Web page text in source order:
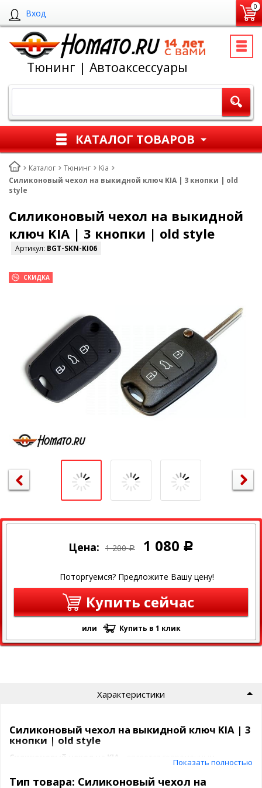
Вход
0
Тюнинг | Автоаксессуары
КАТАЛОГ ТОВАРОВ
Каталог Тюнинг
Kia
Силиконовый чехол на выкидной ключ KIA | 3 кнопки | old
style
Силиконовый чехол на выкидной
ключ KIA | 3 кнопки | old style
Артикул: BGT-SKN-KI06
СКИДКА
Цена: 1 200 Р 1 080 Р
Поторгуемся? Предложите Вашу цену!
Купить сейчас
или Купить в 1 клик
Характеристики
Силиконовый чехол на выкидной ключ KIA | 3
кнопки | old style
Силиконовый чехол на KIA
защиты ключа зажиганияот
различного рода царапин и повреждений. Со истечением
Показать полностью
Тип товара: Силиконовый чехол на